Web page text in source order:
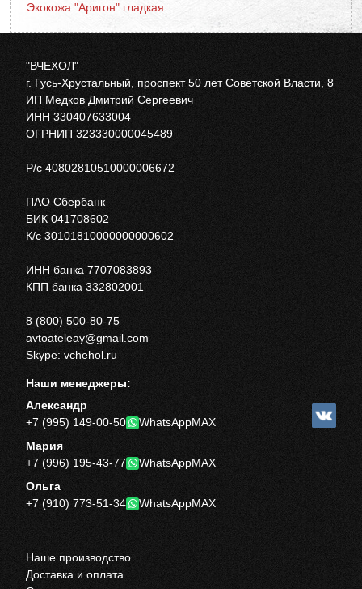
Экокожа "Аригон" гладкая
"ВЧЕХОЛ"
г. Гусь-Хрустальный, проспект 50 лет Советской Власти, 8
ИП Медков Дмитрий Сергеевич
ИНН 330407633004
ОГРНИП 323330000045489
Р/с 40802810510000006672
ПАО Сбербанк
БИК 041708602
К/с 30101810000000000602
ИНН банка 7707083893
КПП банка 332802001
8 (800) 500-80-75
avtoateleay@gmail.com
Skype: vchehol.ru
Наши менеджеры:
Александр
+7 (995) 149-00-50
WhatsAppMAX
Мария
+7 (996) 195-43-77
WhatsAppMAX
Ольга
+7 (910) 773-51-34
WhatsAppMAX
Наше производство
Доставка и оплата